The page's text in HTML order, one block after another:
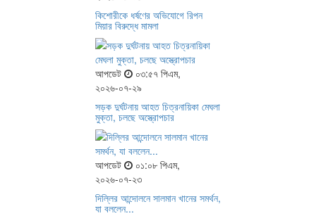
কিশোরীকে ধর্ষণের অভিযোগে রিপন
মিয়ার বিরুদ্ধে মামলা
আপডেট
০৩:৫৭ পিএম,
২০২৬-০৭-২৯
সড়ক দুর্ঘটনায় আহত চিত্রনায়িকা মেঘলা
মুক্তা, চলছে অস্ত্রোপচার
আপডেট
০১:০৮ পিএম,
২০২৬-০৭-২৩
দিল্লির আন্দোলনে সালমান খানের সমর্থন,
যা বললেন...